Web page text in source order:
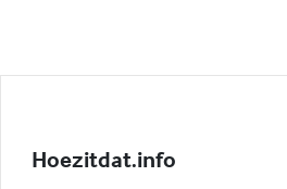
Hoezitdat.info